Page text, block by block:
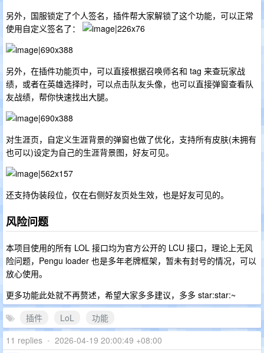
另外，国服锁定了个人签名，插件帮大家解锁了这个功能，可以正常
使用自定义签名了：
另外，在插件功能页中，可以直接根据召唤师名和 tag 来查玩家战
绩，或者在英雄选择时，可以点击队友头像，也可以直接弹窗查看队
友战绩，帮你快速找出大腿。
对生涯页，自定义生涯背景的弹窗也做了优化，支持所有皮肤(未拥有
也可以)设定为自己的生涯背景图，好友可见。
还支持伪装段位，仅在右侧好友页处生效，也是好友可见的。
风险问题
本项目使用的所有 LOL 接口均为官方公开的 LCU 接口，理论上无风
险问题，Pengu loader 也是多年老牌框架，暂未有封号的情况，可以
放心使用。
更多功能此处就不再赘述，希望大家多多建议，多多 star​:star:~
插件
LoL
功能
11 replies • 2026-04-19 20:00:49 +08:00